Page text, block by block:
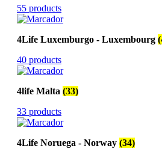
55 products
4Life Luxemburgo - Luxembourg
40 products
4life Malta (33)
33 products
4Life Noruega - Norway (34)